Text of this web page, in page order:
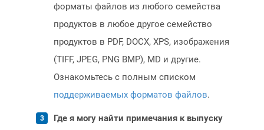
форматы файлов из любого семейства
продуктов в любое другое семейство
продуктов в PDF, DOCX, XPS, изображения
(TIFF, JPEG, PNG BMP), MD и другие.
Ознакомьтесь с полным списком
поддерживаемых форматов файлов.
Где я могу найти примечания к выпуску